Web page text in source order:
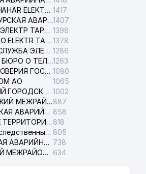
TOSHKENT SHAHAR ELEKTR TARMOQLARI KORXONASI АО 1417
ШАЙХАНТАХУРСКАЯ АВАРИЙНАЯ СЛУЖБА ЭЛЕКТРОСЕТИ1407
САМАРКАНД ЭЛЕКТР ТАРМОКЛАРИ АО 1398
SURHONDARYO ELEKTR TARMOKLARI АО 1378
АВАРИЙНАЯ СЛУЖБА ЭЛЕКТРОСЕТИ ТАШКЕНТСКОГО РАЙОНА 1286
СПРАВОЧНОЕ БЮРО О ТЕЛЕФОНАХ ОРГАНИЗАЦИЙ г. ТАШКЕНТА1263
ТЕЛЕФОНЫ ДОВЕРИЯ ГОСУДАРСТВЕННОГО ЦЕНТРА ТЕСТИРОВАНИЯ 1080
АО
1065
ТАШКЕНТСКИЙ ГОРОДСКОЙ СУД ПО ГРАЖДАНСКИМ ДЕЛАМ 1002
ЯККАСАРАЙСКИЙ МЕЖРАЙОННЫЙ СУД ПО ГРАЖДАНСКИМ ДЕЛАМ887
ЮНУСАБАДСКАЯ АВАРИЙНАЯ СЛУЖБА ЭЛЕКТРОСЕТИ 858
НАВОИЙСКОЕ ТЕРРИТОРИАЛЬНОЕ ПРЕДПРИЯТИЕ ЭЛЕКТРОСЕТИ АО 818
Ташкентский следственный изолятор 805
СЕРГЕЛИЙСКАЯ АВАРИЙНАЯ СЛУЖБА ЭЛЕКТРОСЕТИ 738
УЧТЕПИНСКИЙ МЕЖРАЙОННЫЙ СУД ПО ГРАЖДАНСКИМ ДЕЛАМ 634